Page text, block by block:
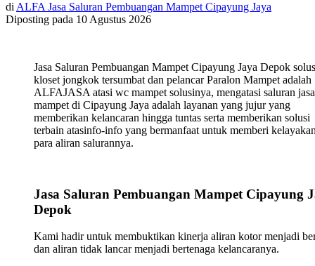
di ALFA Jasa Saluran Pembuangan Mampet Cipayung Jaya
Diposting pada 10 Agustus 2026
Jasa Saluran Pembuangan Mampet Cipayung Jaya Depok
kloset jongkok tersumbat dan pelancar Paralon Mampet adalah
ALFAJASA atasi wc mampet solusinya, mengatasi saluran jasa
mampet di Cipayung Jaya adalah layanan yang jujur yang
memberikan kelancaran hingga tuntas serta memberikan solusi
terbain atasinfo-info yang bermanfaat untuk memberi
para aliran salurannya.
Jasa Saluran Pembuangan Mampet Cipayung
Depok
Kami hadir untuk membuktikan kinerja aliran kotor menjadi
dan aliran tidak lancar menjadi bertenaga kelancaranya.